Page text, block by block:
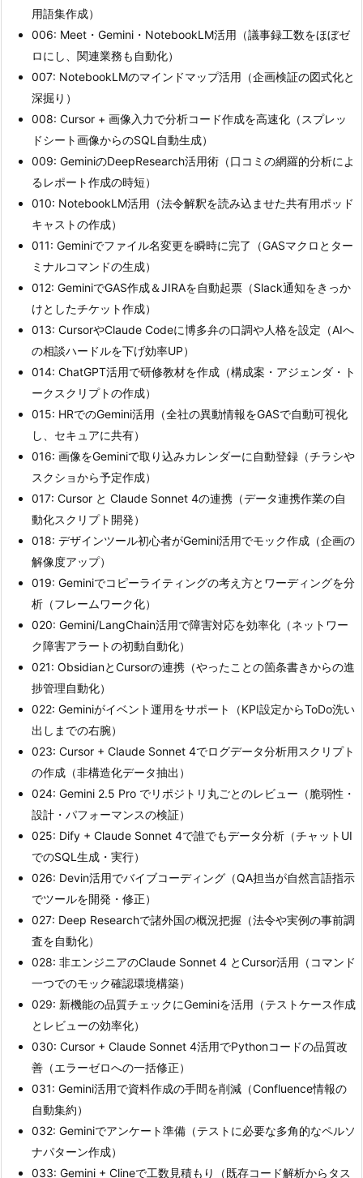
用語集作成）
006: Meet・Gemini・NotebookLM活用（議事録工数をほぼゼ
ロにし、関連業務も自動化）
007: NotebookLMのマインドマップ活用（企画検証の図式化と
深掘り）
008: Cursor + 画像入力で分析コード作成を高速化（スプレッ
ドシート画像からのSQL自動生成）
009: GeminiのDeepResearch活用術（口コミの網羅的分析によ
るレポート作成の時短）
010: NotebookLM活用（法令解釈を読み込ませた共有用ポッド
キャストの作成）
011: Geminiでファイル名変更を瞬時に完了（GASマクロとター
ミナルコマンドの生成）
012: GeminiでGAS作成＆JIRAを自動起票（Slack通知をきっか
けとしたチケット作成）
013: CursorやClaude Codeに博多弁の口調や人格を設定（AIへ
の相談ハードルを下げ効率UP）
014: ChatGPT活用で研修教材を作成（構成案・アジェンダ・ト
ークスクリプトの作成）
015: HRでのGemini活用（全社の異動情報をGASで自動可視化
し、セキュアに共有）
016: 画像をGeminiで取り込みカレンダーに自動登録（チラシや
スクショから予定作成）
017: Cursor と Claude Sonnet 4の連携（データ連携作業の自
動化スクリプト開発）
018: デザインツール初心者がGemini活用でモック作成（企画の
解像度アップ）
019: Geminiでコピーライティングの考え方とワーディングを分
析（フレームワーク化）
020: Gemini/LangChain活用で障害対応を効率化（ネットワー
ク障害アラートの初動自動化）
021: ObsidianとCursorの連携（やったことの箇条書きからの進
捗管理自動化）
022: Geminiがイベント運用をサポート（KPI設定からToDo洗い
出しまでの右腕）
023: Cursor + Claude Sonnet 4でログデータ分析用スクリプト
の作成（非構造化データ抽出）
024: Gemini 2.5 Pro でリポジトリ丸ごとのレビュー（脆弱性・
設計・パフォーマンスの検証）
025: Dify + Claude Sonnet 4で誰でもデータ分析（チャットUI
でのSQL生成・実行）
026: Devin活用でバイブコーディング（QA担当が自然言語指示
でツールを開発・修正）
027: Deep Researchで諸外国の概況把握（法令や実例の事前調
査を自動化）
028: 非エンジニアのClaude Sonnet 4 とCursor活用（コマンド
一つでのモック確認環境構築）
029: 新機能の品質チェックにGeminiを活用（テストケース作成
とレビューの効率化）
030: Cursor + Claude Sonnet 4活用でPythonコードの品質改
善（エラーゼロへの一括修正）
031: Gemini活用で資料作成の手間を削減（Confluence情報の
自動集約）
032: Geminiでアンケート準備（テストに必要な多角的なペルソ
ナパターン作成）
033: Gemini + Clineで工数見積もり（既存コード解析からタス